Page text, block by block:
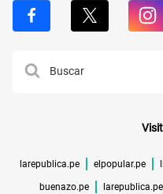
larepublica.pe elpopular.pe
buenazo.pe